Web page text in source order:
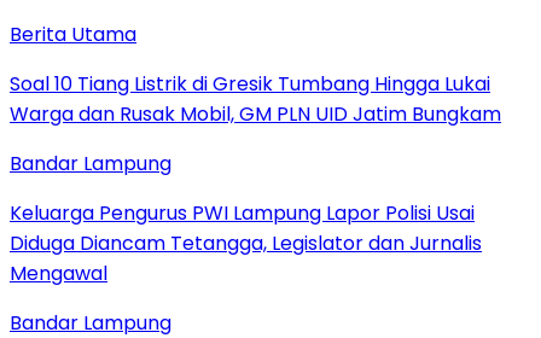
Berita Utama
Soal 10 Tiang Listrik di Gresik Tumbang Hingga Lukai
Warga dan Rusak Mobil, GM PLN UID Jatim Bungkam
Bandar Lampung
Keluarga Pengurus PWI Lampung Lapor Polisi Usai
Diduga Diancam Tetangga, Legislator dan Jurnalis
Mengawal
Bandar Lampung